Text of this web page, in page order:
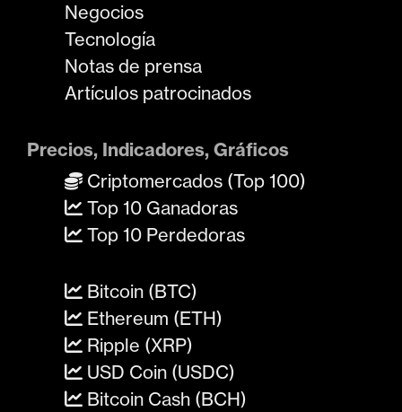
Negocios
Tecnología
Notas de prensa
Artículos patrocinados
Precios, Indicadores, Gráficos
Criptomercados (Top 100)
Top 10 Ganadoras
Top 10 Perdedoras
Bitcoin (BTC)
Ethereum (ETH)
Ripple (XRP)
USD Coin (USDC)
Bitcoin Cash (BCH)